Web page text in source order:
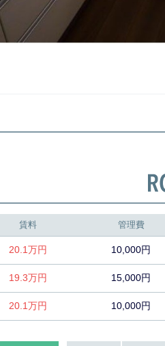
賃料 管理費
20.1万円 10,000円
19.3万円 15,000円
20.1万円 10,000円